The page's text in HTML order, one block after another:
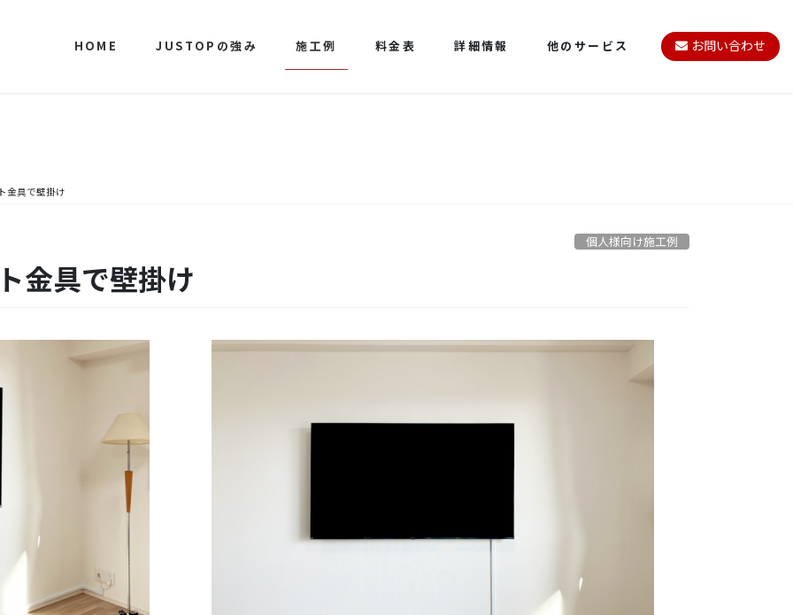
HOME JUSTOPの強み 施工例 料金表 詳細情報 他のサービス お問い合わせ
金具で壁掛け
個人様向け施工例
金具で壁掛け